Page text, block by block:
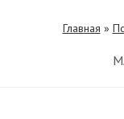
Главная »